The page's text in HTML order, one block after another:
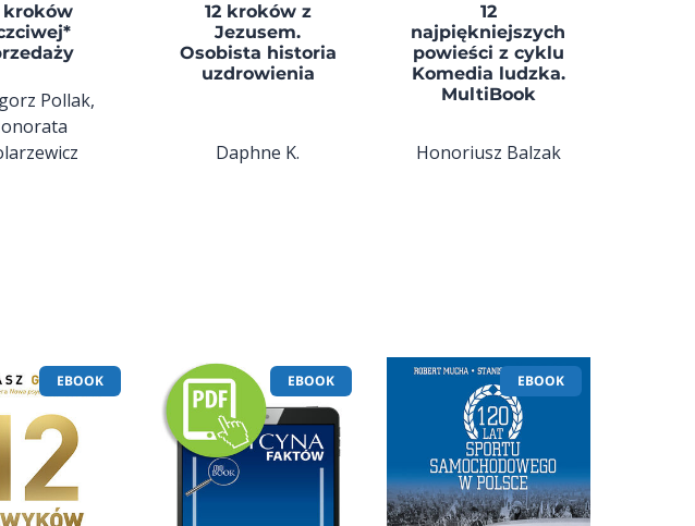
kroków
Pollak,
12 kroków z
Jezusem.
Osobista historia
uzdrowienia
Daphne K.
12
najpiękniejszych
powieści z cyklu
Komedia ludzka.
MultiBook
Honoriusz Balzak
EBOOK EBOOK EBOOK